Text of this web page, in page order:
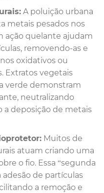
A poluição urbana
metais pesados nos
ação quelante ajudam
removendo-as e
oxidativos ou
Extratos vegetais
verde demonstram
neutralizando
a deposição de metais
Muitos de
atuam criando uma
o fio. Essa “segunda
de partículas
a remoção e